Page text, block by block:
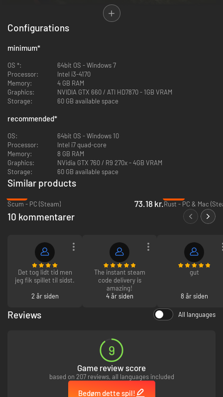
regioner og biomer med hver deres eget plante- og dyreliv. Oplev dyrs
komplekse adfærdsmønstre, dynamiske vejrforhold, hele dag- og
natcyklusser, simuleret ballistik, realistisk akustik og dufte båret af
vinden.
DIN JAGT. DIT VALG
den ultimative jagtoplevelse. Med et bredt udvalg af dyreliv inkl.
præriehare, gråand, sort bjørn, elg og kronhjort skal du strategisk
udvælge det rette våben til dit bytte for at spore og overrumple dyrene
baseret på deres unikke adfærd og miljø.
Configurations
minimum*
OS *:
64bit OS - Windows 7
Processor:
Intel i3-4170
Memory:
4 GB RAM
Graphics:
NVIDIA GTX 660 / ATI HD7870 - 1GB VRAM
Storage:
60 GB available space
recommended*
OS:
64bit OS - Windows 10
Processor:
Intel i7 quad-core
Memory:
8 GB RAM
Graphics:
NVidia GTX 760 / R9 270x - 4GB VRAM
Storage:
60 GB available space
Similar products
Scum - PC (Steam)
73.18 kr.Rust - PC & Mac
10 kommentarer
Det tog lidt tid men
jeg fik spillet til sidst.
2 år siden
The instant steam
code delivery is
amazing!
4 år siden
gut
8 år siden
Reviews All languages
9
Game review score
based on 207 reviews, all languages included
Bedøm dette spil!